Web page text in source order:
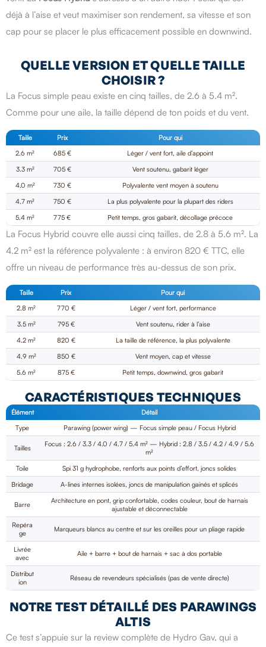
déjà à l’aise et veut maximiser son rendement, sa vitesse et son
cap pour se placer le plus efficacement possible en downwind.
QUELLE VERSION ET QUELLE TAILLE
CHOISIR ?
La Focus simple peau existe en cinq tailles, de 2.6 à 5.4 m².
Comme pour une aile, la taille dépend de ton poids et du vent.
Taille Prix
Pour qui
2.6 m²
685 €
Léger / vent fort, aile d’appoint
3.3 m²
705 €
Vent soutenu, gabarit léger
4.0 m²
730 €
Polyvalente vent moyen à soutenu
4.7 m²
750 €
La plus polyvalente pour la plupart des riders
5.4 m²
775 € Petit temps, gros gabarit, décollage précoce
La Focus Hybrid couvre elle aussi cinq tailles, de 2.8 à 5.6 m². La
4.2 m² est la référence polyvalente : à environ 820 € TTC, elle
offre un niveau de performance très au-dessus de son prix.
Taille Prix
Pour qui
2.8 m²
770 €
Léger / vent fort, performance
3.5 m²
795 €
Vent soutenu, rider à l’aise
4.2 m²
820 €
La taille de référence, la plus polyvalente
4.9 m²
850 €
Vent moyen, cap et vitesse
5.6 m²
875 € Petit temps, downwind, gros gabarit
CARACTÉRISTIQUES TECHNIQUES
Élément
Détail
Type
Parawing (power wing) — Focus simple peau / Focus Hybrid
Tailles
Focus : 2.6 / 3.3 / 4.0 / 4.7 / 5.4 m² — Hybrid : 2.8 / 3.5 / 4.2 / 4.9 / 5.6
m²
Toile
Spi 31 g hydrophobe, renforts aux points d’effort, joncs solides
Bridage
A-lines internes isolées, joncs de manipulation gainés et splicés
Barre
Architecture en pont, grip confortable, codes couleur, bout de harnais
ajustable et déconnectable
Repéra
ge
Marqueurs blancs au centre et sur les oreilles pour un pliage rapide
Livrée
avec
Aile + barre + bout de harnais + sac à dos portable
Distribut
ion
Réseau de revendeurs spécialisés (pas de vente directe)
NOTRE TEST DÉTAILLÉ DES PARAWINGS
ALTIS
Ce test s’appuie sur la review complète de Hydro Gav, qui a